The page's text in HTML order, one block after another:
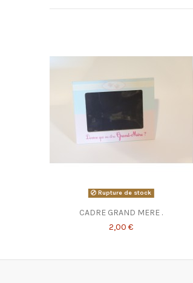
Rupture de stock
CADRE GRAND MERE .
2,00 €